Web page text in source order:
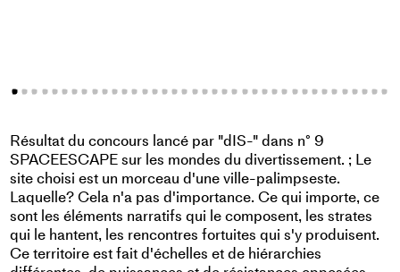
Résultat du concours lancé par "dIS-" dans n° 9
SPACEESCAPE sur les mondes du divertissement. ; Le
site choisi est un morceau d'une ville-palimpseste.
Laquelle? Cela n'a pas d'importance. Ce qui importe, ce
sont les éléments narratifs qui le composent, les strates
qui le hantent, les rencontres fortuites qui s'y produisent.
Ce territoire est fait d'échelles et de hiérarchies